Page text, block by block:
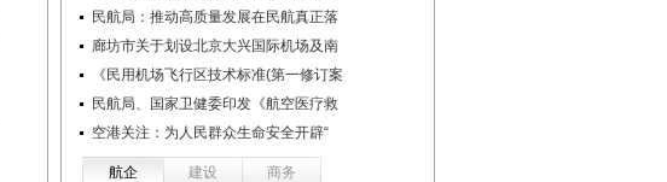
民航局：推动高质量发展在民航真正落
廊坊市关于划设北京大兴国际机场及南
《民用机场飞行区技术标准(第一修订案
民航局、国家卫健委印发《航空医疗救
空港关注：为人民群众生命安全开辟“
航企 建设 商务